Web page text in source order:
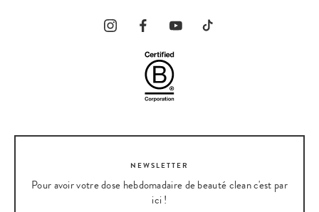
NEWSLETTER
Pour avoir votre dose hebdomadaire de beauté clean c'est par
ici !